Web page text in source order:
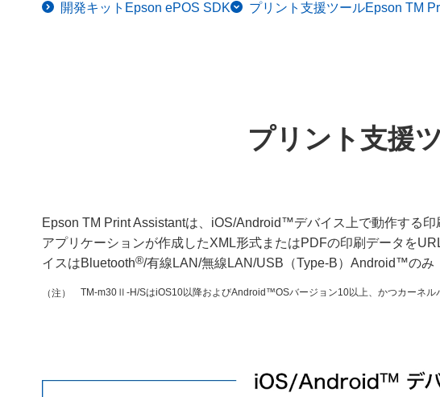
開発キットEpson ePOS SDK プリント支援ツールEpson TM
プリント支援
Epson TM Print Assistantは、iOS/Android™デバイス上で動作する印
アプリケーションが作成したXML形式またはPDFの印刷データを
イスはBluetooth®/有線LAN/無線LAN/USB（Type-B）Android™のみ
（注） TM-m30Ⅱ-H/SはiOS10以降およびAndroid™OSバージョン10以上、かつカーネル